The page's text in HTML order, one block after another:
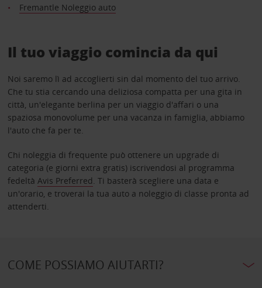
Fremantle Noleggio auto
Il tuo viaggio comincia da qui
Noi saremo lì ad accoglierti sin dal momento del tuo arrivo.
Che tu stia cercando una deliziosa compatta per una gita in
città, un'elegante berlina per un viaggio d'affari o una
spaziosa monovolume per una vacanza in famiglia, abbiamo
l'auto che fa per te.
Chi noleggia di frequente può ottenere un upgrade di
categoria (e giorni extra gratis) iscrivendosi al programma
fedeltà Avis Preferred. Ti basterà scegliere una data e
un'orario, e troverai la tua auto a noleggio di classe pronta ad
attenderti.
COME POSSIAMO AIUTARTI?